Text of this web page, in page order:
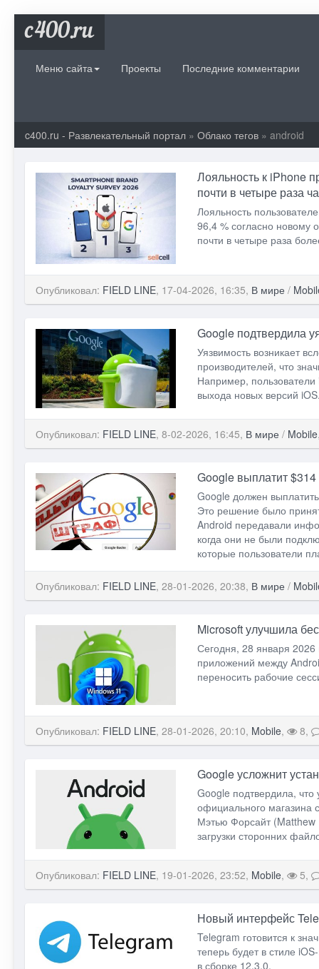
c400.ru
Меню сайта Проекты Последние комментарии
c400.ru - Развлекательный портал» Облако тегов» android
Лояльность к iPhone
почти в четыре раза
Лояльность
96,4 % согласно новому
почти в четыре раза
Опубликовал: FIELD LINE, 17-04-2026, 16:35, В мире /
Google подтвердила
Уязвимость возникает
производителей, что
Например, пользователи
выхода новых версий
Опубликовал: FIELD LINE, 8-02-2026, 16:45, В мире / Mobile
Google выплатит
Google должен
Это решение было
Android передавали
когда они не были
которые пользователи
Опубликовал: FIELD LINE, 28-01-2026, 20:38, В мире /
Microsoft улучшила
Сегодня, 28 января
приложений между
переносить рабочие
Опубликовал: FIELD LINE, 28-01-2026, 20:10, Mobile, 8,
Google усложнит
Google подтвердила, что
официального магазина
Мэтью Форсайт (Matthew
загрузки сторонних
Опубликовал: FIELD LINE, 19-01-2026, 23:52, Mobile, 5,
Новый интерфейс
Telegram готовится к
теперь будет в стиле
в сборке 12.3.0.